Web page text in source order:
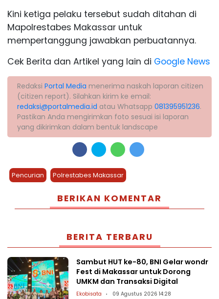
Kini ketiga pelaku tersebut sudah ditahan di
Mapolrestabes Makassar untuk
mempertanggung jawabkan perbuatannya.
Cek Berita dan Artikel yang lain di Google News
Redaksi Portal Media menerima naskah laporan citizen
(citizen report). Silahkan kirim ke email:
redaksi@portalmedia.id atau Whatsapp 081395951236.
Pastikan Anda mengirimkan foto sesuai isi laporan
yang dikirimkan dalam bentuk landscape
Pencurian Polrestabes Makassar
BERIKAN KOMENTAR
BERITA TERBARU
Sambut HUT ke-80, BNI Gelar wondr
Fest di Makassar untuk Dorong
UMKM dan Transaksi Digital
Ekobisata 09 Agustus 2026 14:28